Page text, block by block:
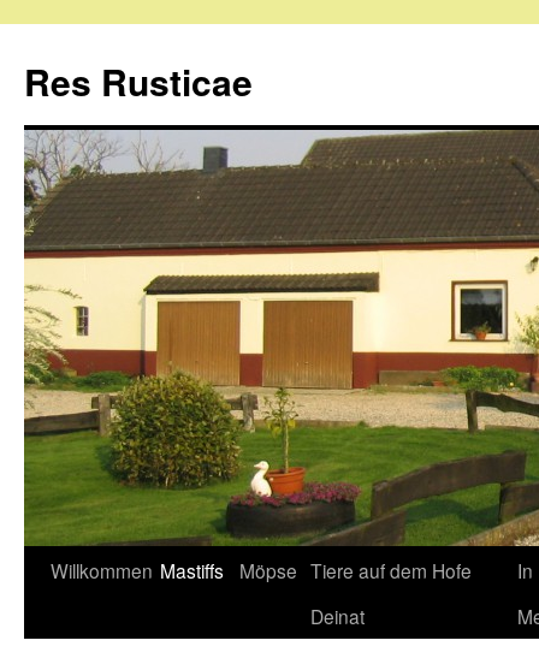
Res Rusticae
Willkommen Mastiffs Möpse Tiere auf dem Hofe
Deinat
In